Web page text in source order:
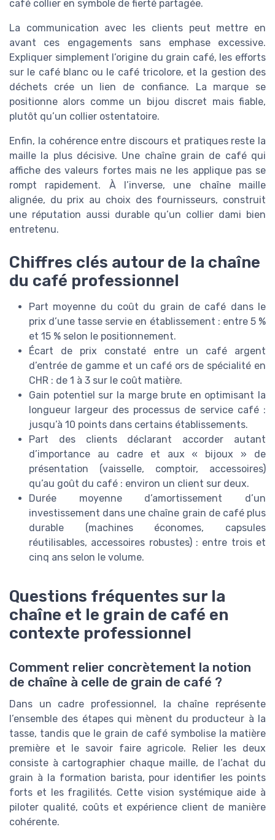
café collier en symbole de fierté partagée.
La communication avec les clients peut mettre en
avant ces engagements sans emphase excessive.
Expliquer simplement l’origine du grain café, les efforts
sur le café blanc ou le café tricolore, et la gestion des
déchets crée un lien de confiance. La marque se
positionne alors comme un bijou discret mais fiable,
plutôt qu’un collier ostentatoire.
Enfin, la cohérence entre discours et pratiques reste la
maille la plus décisive. Une chaîne grain de café qui
affiche des valeurs fortes mais ne les applique pas se
rompt rapidement. À l’inverse, une chaîne maille
alignée, du prix au choix des fournisseurs, construit
une réputation aussi durable qu’un collier dami bien
entretenu.
Chiffres clés autour de la chaîne
du café professionnel
Part moyenne du coût du grain de café dans le
prix d’une tasse servie en établissement : entre 5 %
et 15 % selon le positionnement.
Écart de prix constaté entre un café argent
d’entrée de gamme et un café ors de spécialité en
CHR : de 1 à 3 sur le coût matière.
Gain potentiel sur la marge brute en optimisant la
longueur largeur des processus de service café :
jusqu’à 10 points dans certains établissements.
Part des clients déclarant accorder autant
d’importance au cadre et aux « bijoux » de
présentation (vaisselle, comptoir, accessoires)
qu’au goût du café : environ un client sur deux.
Durée moyenne d’amortissement d’un
investissement dans une chaîne grain de café plus
durable (machines économes, capsules
réutilisables, accessoires robustes) : entre trois et
cinq ans selon le volume.
Questions fréquentes sur la
chaîne et le grain de café en
contexte professionnel
Comment relier concrètement la notion
de chaîne à celle de grain de café ?
Dans un cadre professionnel, la chaîne représente
l’ensemble des étapes qui mènent du producteur à la
tasse, tandis que le grain de café symbolise la matière
première et le savoir faire agricole. Relier les deux
consiste à cartographier chaque maille, de l’achat du
grain à la formation barista, pour identifier les points
forts et les fragilités. Cette vision systémique aide à
piloter qualité, coûts et expérience client de manière
cohérente.